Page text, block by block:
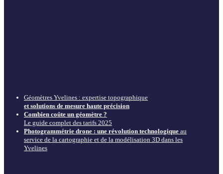
Géomètres Yvelines : expertise topographique
et solutions de mesure haute précision
Combien coûte un géomètre ?
Le guide complet des tarifs 2025
Photogrammétrie drone : une révolution technologique au
service de la cartographie et de la modélisation 3D dans les
Yvelines